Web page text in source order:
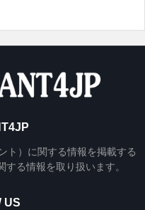
ト）に関する情報を掲載する
る情報を取り扱います。
US